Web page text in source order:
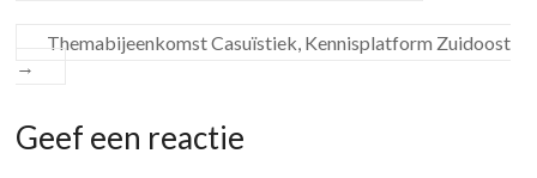
Themabijeenkomst Casuïstiek, Kennisplatform Zuidoost
→
Geef een reactie